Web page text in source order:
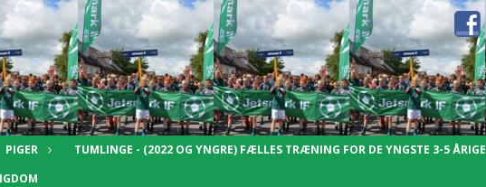
PIGER TUMLINGE - (2022 OG YNGRE) FÆLLES TRÆNING FOR DE YNGSTE 3-5 ÅRIGE